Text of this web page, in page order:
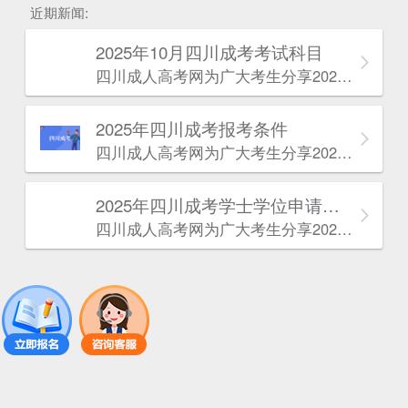
近期新闻:
2025年10月四川成考考试科目
四川成人高考网​为广大考生分享2025年10月四川成考考试科目。为广大在职人员和社会人士提供学历提升的机会。更多四川成考考试信息，欢迎在线访问四川成人高考网。
2025年‌‌‌‌四川成考报考条件
四川成人高考网​为广大考生分享2025年‌‌‌‌四川成考报考条件。为广大在职人员和社会人士提供学历提升的机会。更多四川成考考试信息，欢迎在线访问四川成人高考网。
2025年‌‌‌‌四川成考学士学位申请条件
四川成人高考网​为广大考生分享2025年‌‌‌‌四川成考学士学位申请条件。为广大在职人员和社会人士提供学历提升的机会。更多四川成考考试信息，欢迎在线访问四川成人高考网。